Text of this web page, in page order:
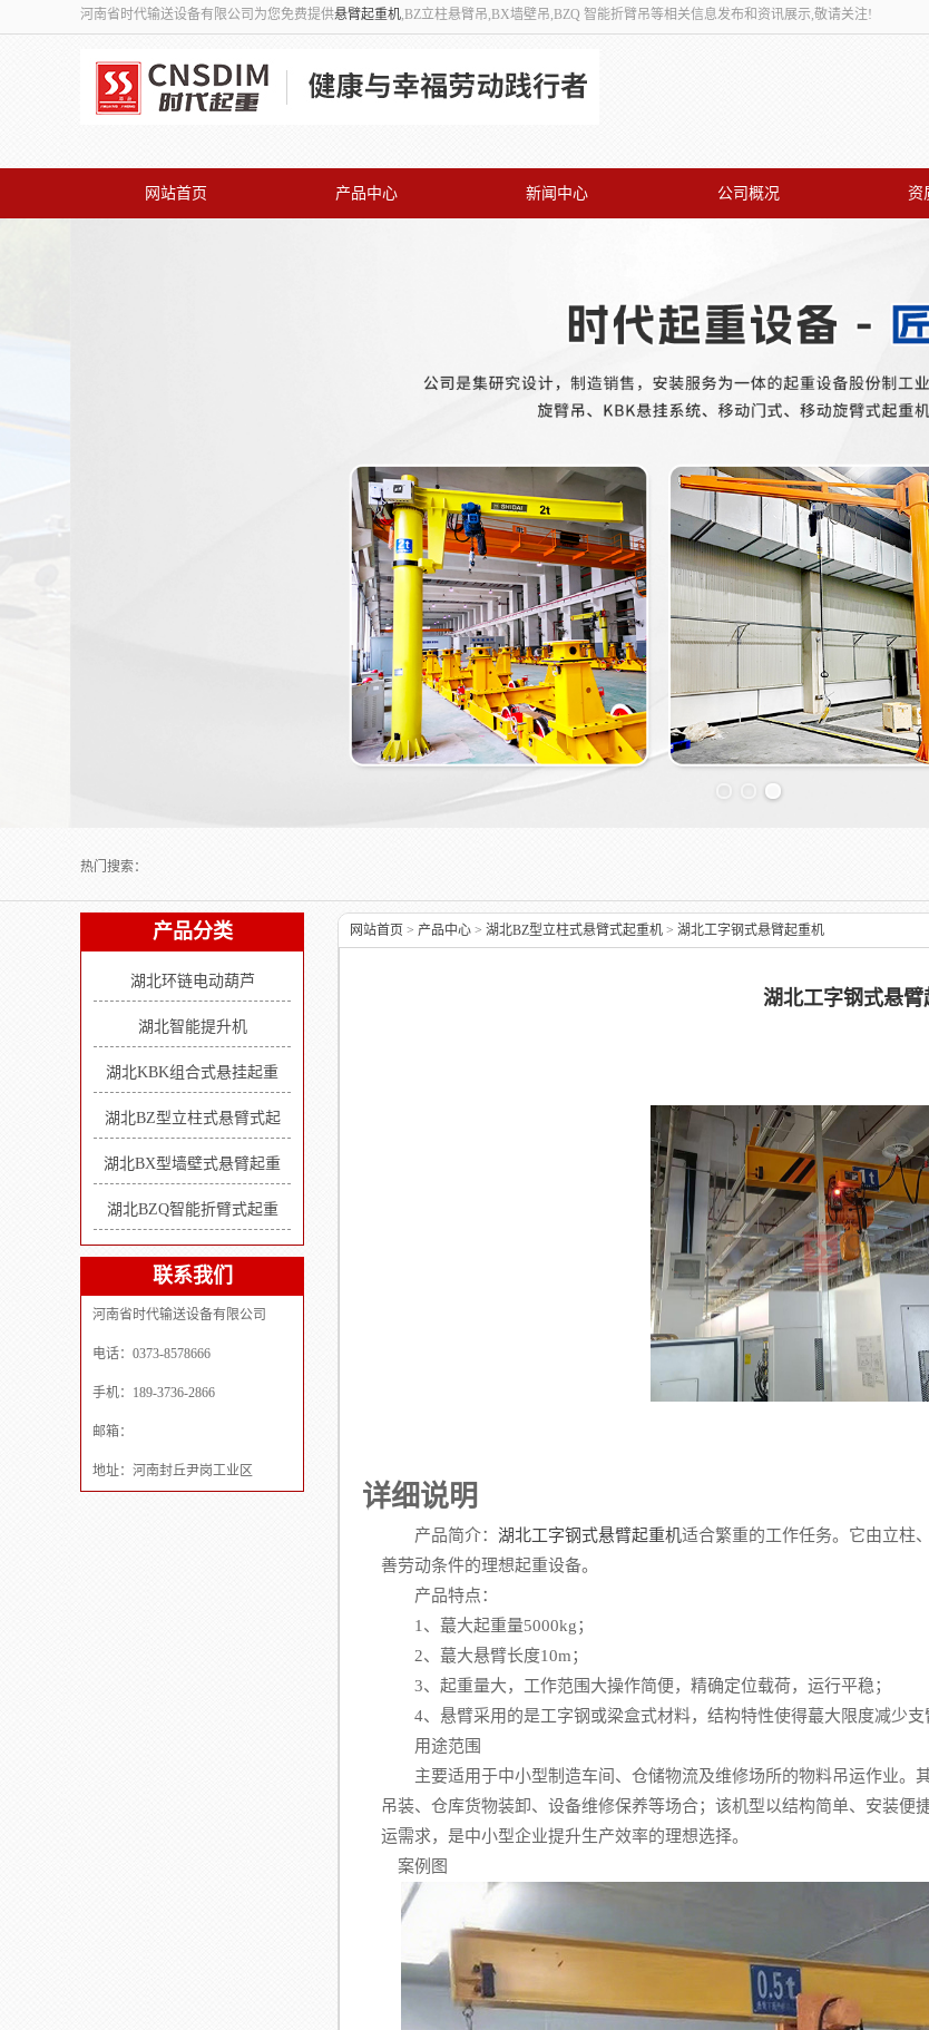
河南省时代输送设备有限公司为您免费提供悬臂起重机,BZ立柱悬臂吊,BX墙壁吊,BZQ 智能折臂吊等相关信息发布和资讯展示,敬请关注!
网站首页 产品中心 新闻中心 公司概况 资
热门搜索：
产品分类
湖北环链电动葫芦
湖北智能提升机
湖北KBK组合式悬挂起重
湖北BZ型立柱式悬臂式起
湖北BX型墙壁式悬臂起重
湖北BZQ智能折臂式起重
联系我们
河南省时代输送设备有限公司
电话：0373-8578666
手机：189-3736-2866
邮箱：
地址：河南封丘尹岗工业区
网站首页 > 产品中心 > 湖北BZ型立柱式悬臂式起重机 > 湖北工字钢式悬臂起重机
湖北工字钢式悬臂
详细说明
产品简介： 湖北工字钢式悬臂起重机适合繁重的工作任务。它由立柱
善劳动条件的理想起重设备。
产品特点：
1、蕞大起重量5000kg；
2、蕞大悬臂长度10m；
3、起重量大，工作范围大操作简便，精确定位载荷，运行平稳；
4、悬臂采用的是工字钢或梁盒式材料，结构特性使得蕞大限度减少支
用途范围
主要适用于中小型制造车间、仓储物流及维修场所的物料吊运作业。
吊装、仓库货物装卸、设备维修保养等场合；该机型以结构简单、安装
运需求，是中小型企业提升生产效率的理想选择。
案例图